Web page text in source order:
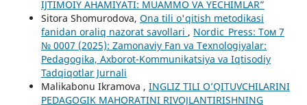
IJTIMOIY AHAMIYATI: MUAMMO VA YECHIMLAR”
Sitora Shomurodova, Ona tili o'qitish metodikasi
fanidan oraliq nazorat savollari , Nordic_Press: Том 7
№ 0007 (2025): Zamonaviy Fan va Texnologiyalar:
Pedagogika, Axborot-Kommunikatsiya va Iqtisodiy
Tadqiqotlar Jurnali
Malikabonu Ikramova , INGLIZ TILI O’QITUVCHILARINI
PEDAGOGIK MAHORATINI RIVOJLANTIRISHNING